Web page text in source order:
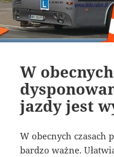
W
jazdy jest
W obecnych czasach
bardzo ważne.